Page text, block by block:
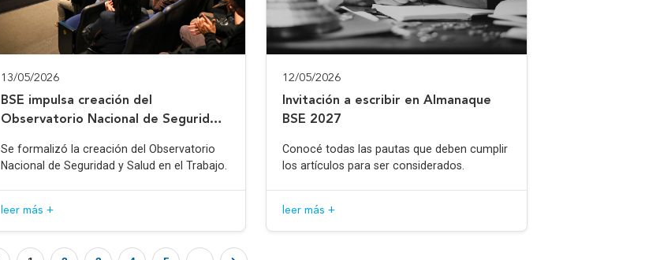
13/05/2026
BSE impulsa creación del
Observatorio Nacional de Seguridad
Se formalizó la creación del Observatorio
Nacional de Seguridad y Salud en el Trabajo.
leer más +
12/05/2026
Invitación a escribir en Almanaque
BSE 2027
Conocé todas las pautas que deben cumplir
los artículos para ser considerados.
leer más +